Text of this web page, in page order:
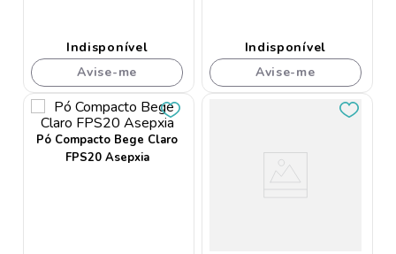
Indisponível
Avise-me
Indisponível
Avise-me
Pó Compacto Bege Claro
FPS20 Asepxia